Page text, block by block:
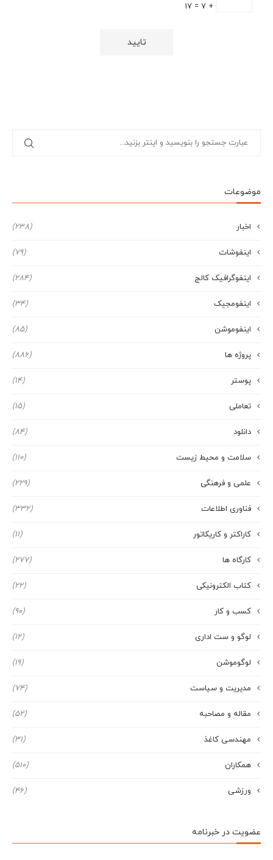
+ 7 = 17
موضوعات
اخبار (238)
اینفوشات (79)
اینفوگرافیک کالج (284)
اینفومجیک (34)
اینفوموشن (85)
پروژه ها (886)
پوستر (14)
تعاملی (15)
دانلود (84)
سلامت و محیط زیست (110)
علمی و فرهنگی (229)
فناوری اطلاعات (332)
کاراکتر و کاریکاتور (11)
کارگاه ها (277)
کتاب الکترونیکی (22)
کسب و کار (90)
لوگو و ست اداری (12)
لوگوموشن (19)
مدیریت و سیاست (74)
مقاله و مصاحبه (52)
مهندسی کاغذ (31)
همکاران (510)
ورزشی (46)
عضویت در خبرنامه